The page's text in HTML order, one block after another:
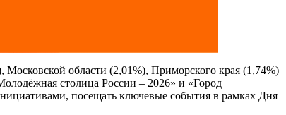
области (2,01%), Приморского края (1,74%)
столица России – 2026» и «Город
посещать ключевые события в рамках Дня